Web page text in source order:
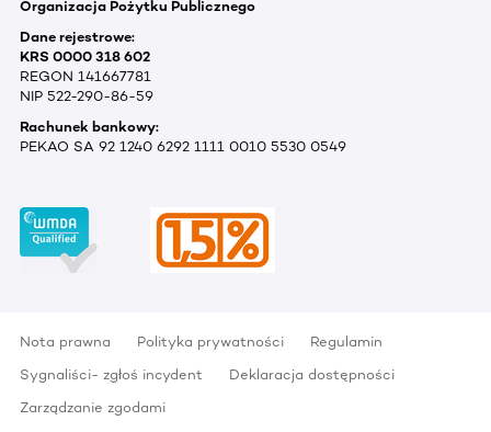
Organizacja Pożytku Publicznego
Dane rejestrowe:
KRS 0000 318 602
REGON 141667781
NIP 522-290-86-59
Rachunek bankowy:
PEKAO SA 92 1240 6292 1111 0010 5530 0549
Nota prawna Polityka prywatności
Regulamin
Sygnaliści- zgłoś incydent
Deklaracja dostępności
Zarządzanie zgodami